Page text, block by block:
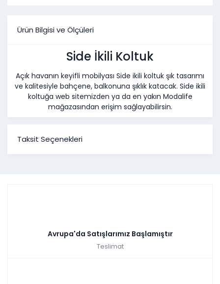
Ürün Bilgisi ve Ölçüleri
Side İkili Koltuk
Açık havanın keyifli mobilyası Side ikili koltuk şık tasarımı
ve kalitesiyle bahçene, balkonuna şıklık katacak. Side ikili
koltuğa web sitemizden ya da en yakın Modalife
mağazasından erişim sağlayabilirsin.
Taksit Seçenekleri
Avrupa'da Satışlarımız Başlamıştır
Teslimat